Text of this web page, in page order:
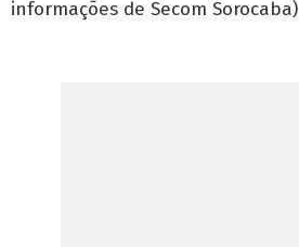
informações de Secom Sorocaba)